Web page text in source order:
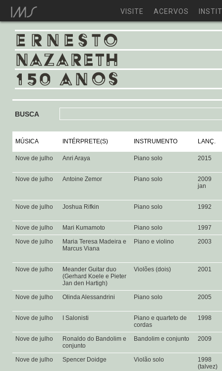
VISITE ACERVOS
BUSCA
MÚSICA INTÉRPRETE(S) INSTRUMENTO LANÇ.
Nove de julho Anri Araya Piano solo 2015
Nove de julho Antoine Zemor Piano solo
2009
jan
Nove de julho Joshua Rifkin Piano solo 1992
Nove de julho Mari Kumamoto Piano solo
1997
Nove de julho
Maria Teresa Madeira e
Marcus Viana
Piano e violino 2003
Nove de julho
Meander Guitar duo
(Gerhard Koele e Pieter
Jan den Hartigh)
Violões (dois) 2001
Nove de julho Olinda Alessandrini Piano solo 2005
Nove de julho I Salonisti
Piano e quarteto de
cordas
1998
Nove de julho
Ronaldo do Bandolim e
conjunto
Bandolim e conjunto 2009
Nove de julho Spencer Doidge Violão solo
1998
(talvez)